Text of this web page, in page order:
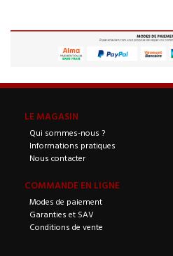
LE MAGASIN
Qui sommes-nous ?
Informations pratiques
Nous contacter
COMMANDE EN LIGNE
Modes de paiement
Garanties et SAV
Conditions de vente